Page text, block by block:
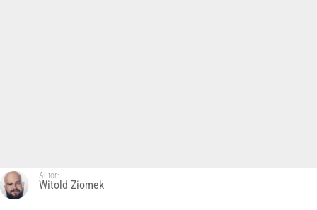
Autor:
Witold Ziomek